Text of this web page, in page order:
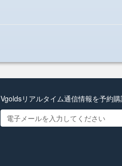
Vgoldsリアルタイム通信情報を予約